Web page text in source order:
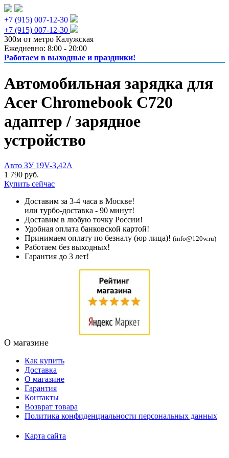
+7 (915) 007-12-30
+7 (915) 007-12-30
300м от метро Калужская
Ежедневно: 8:00 - 20:00
Работаем в выходные и праздники!
Автомобильная зарядка для
Acer Chromebook C720
адаптер / зарядное
устройство
Авто ЗУ 19V-3,42A
1 790 руб.
Купить сейчас
Доставим за 3-4 часа в Москве!
или турбо-доставка - 90 минут!
Доставим в любую точку России!
Удобная оплата банковской картой!
Принимаем оплату по безналу (юр лица)! (info@120w.ru)
Работаем без выходных!
Гарантия до 3 лет!
О магазине
Как купить
Доставка
О магазине
Гарантия
Контакты
Возврат товара
Политика конфиденциальности персональных данных
Карта сайта